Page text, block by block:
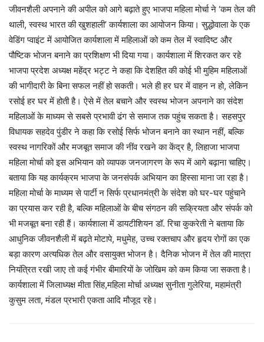
जीवनशैली अपनाने की अपील को आगे बढ़ाते हुए भाजपा महिला मोर्चा ने ‘कम तेल की
थाली, स्वस्थ भारत की खुशहाली’ कार्यशाला का आयोजन किया। सुद्धोवाला के एक
वेडिंग प्वाइंट में आयोजित कार्यशाला में महिलाओं को कम तेल में स्वादिष्ट और
पौष्टिक भोजन बनाने का प्रशिक्षण भी दिया गया। कार्यशाला में शिरकत कर रहे
भाजपा प्रदेश अध्यक्ष महेंद्र भट्ट ने कहा कि देशहित की कोई भी मुहिम महिलाओं
की भागीदारी के बिना सफल नहीं हो सकती। भले ही हर घर में वाहन न हो, लेकिन
रसोई हर घर में होती है। ऐसे में तेल बचाने और स्वस्थ भोजन अपनाने का संदेश
महिलाओं के माध्यम से सबसे प्रभावी ढंग से समाज तक पहुंच सकता है। सहसपुर
विधायक सहदेव पुंडीर ने कहा कि रसोई सिर्फ भोजन बनाने का स्थान नहीं, बल्कि
स्वस्थ नागरिकों और मजबूत समाज की नींव रखने का केंद्र है, लिहाजा भाजपा
महिला मोर्चा को इस अभियान को व्यापक जनजागरण के रूप में आगे बढ़ाना चाहिए।
बताया कि यह कार्यक्रम भाजपा के जनसंपर्क अभियान का हिस्सा माना जा रहा है।
महिला मोर्चा के माध्यम से पार्टी न सिर्फ प्रधानमंत्री के संदेश को घर-घर पहुंचाने
का प्रयास कर रही है, बल्कि महिलाओं के बीच संगठन की सक्रियता और संपर्क को
भी मजबूत बना रही हैं। कार्यशाला में डायटीशियन डॉ. रिचा कुकरेती ने बताया कि
आधुनिक जीवनशैली में बढ़ते मोटापे, मधुमेह, उच्च रक्तचाप और हृदय रोगों का एक
बड़ा कारण अत्यधिक तेल और वसायुक्त भोजन है। दैनिक भोजन में तेल की मात्रा
नियंत्रित रखी जाए तो कई गंभीर बीमारियों के जोखिम को कम किया जा सकता है।
कार्यशाला में जिलाध्यक्ष मीता सिंह,महिला मोर्चा अध्यक्ष सुनीता गुलेरिया, महामंत्री
कुसुम लता, मंडल प्रभारी एकता आदि मौजूद रहे।